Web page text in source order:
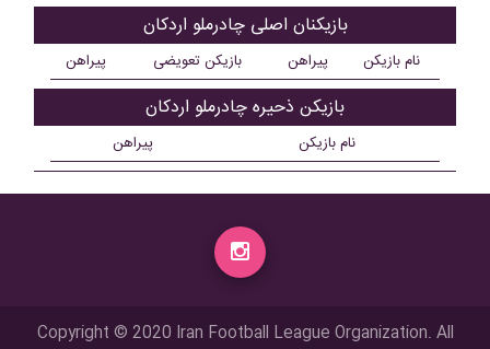
بازیکنان اصلی چادرملو اردکان
نام بازیکن پیراهن بازیکن تعویضی پیراهن
بازیکن ذحیره چادرملو اردکان
نام بازیکن پیراهن
Copyright © 2020 Iran Football League Organization. All